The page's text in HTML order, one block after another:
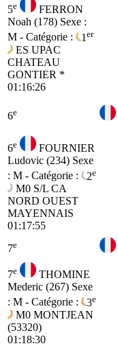
5e
FERRON
Noah (178) Sexe :
M - Catégorie :
1 er
ES UPAC
CHATEAU
GONTIER *
01:16:26
6e
6e
FOURNIER
Ludovic (234) Sexe
: M - Catégorie :
2e
M0 S/L CA
NORD OUEST
MAYENNAIS
01:17:55
7e
7e
THOMINE
Mederic (267) Sexe
: M - Catégorie :
3e
M0 MONTJEAN
(53320)
01:18:30